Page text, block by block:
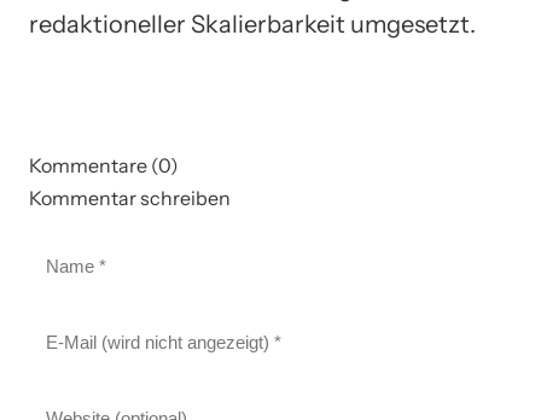
redaktioneller Skalierbarkeit umgesetzt.
Kommentare (0)
Kommentar schreiben